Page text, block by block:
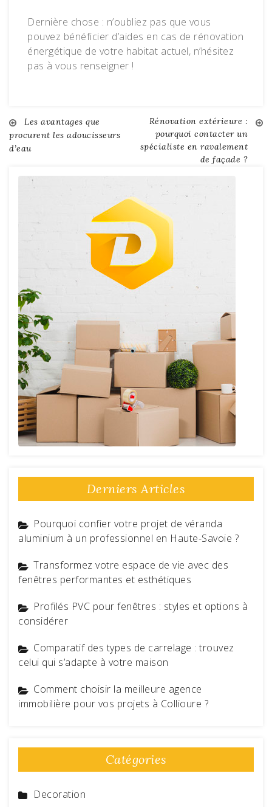
Dernière chose : n’oubliez pas que vous
pouvez bénéficier d’aides en cas de rénovation
énergétique de votre habitat actuel, n’hésitez
pas à vous renseigner !
Navigation
de
l’article
Les avantages que
procurent les adoucisseurs
d’eau
Rénovation extérieure :
pourquoi contacter un
spécialiste en ravalement
de façade ?
Derniers Articles
Pourquoi confier votre projet de véranda
aluminium à un professionnel en Haute-Savoie ?
Transformez votre espace de vie avec des
fenêtres performantes et esthétiques
Profilés PVC pour fenêtres : styles et options à
considérer
Comparatif des types de carrelage : trouvez
celui qui s’adapte à votre maison
Comment choisir la meilleure agence
immobilière pour vos projets à Collioure ?
Catégories
Decoration